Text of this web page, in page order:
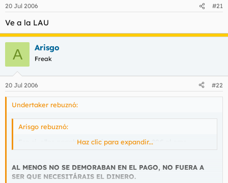
20 Jul 2006 #21
Ve a la LAU
A Arisgo
Freak
20 Jul 2006 #22
Undertaker rebuznó:
Arisgo rebuznó:
Eso si, ellos pagaban religiosamente su 1,20€ al ems
Haz clic para expandir...
AL MENOS NO SE DEMORABAN EN EL PAGO, NO FUERA A
SER QUE NECESITÁRAIS EL DINERO.